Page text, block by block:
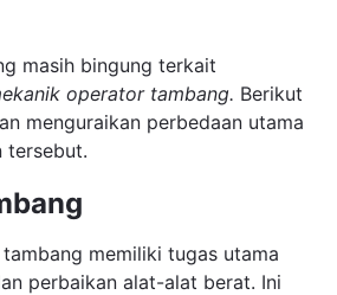
masih bingung terkait
operator tambang. Berikut
menguraikan perbedaan utama
tersebut.
memiliki tugas utama
perbaikan alat-alat berat. Ini